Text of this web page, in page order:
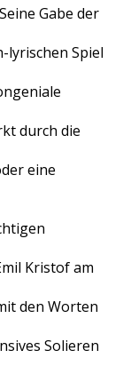
Gabe der
lyrischen Spiel
durch die
eine
Kristof am
den Worten
Solieren